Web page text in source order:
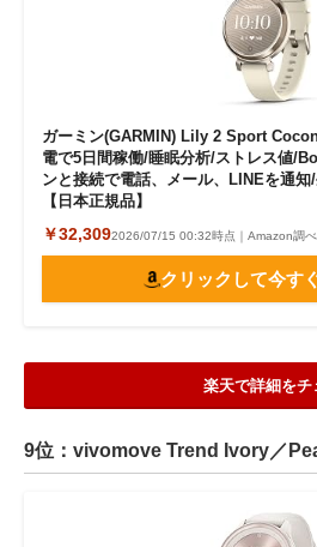
ガーミン(GARMIN) Lily 2 Sport
電で5日間稼働/睡眠分析/ストレス値/
ンと接続で電話、メール、LINEを通知
【日本正規品】
￥32,3092026/07/15 00:32時点｜Amazon調べ
クリックして今す
楽天で詳細をチ
9位：vivomove Trend Ivory／